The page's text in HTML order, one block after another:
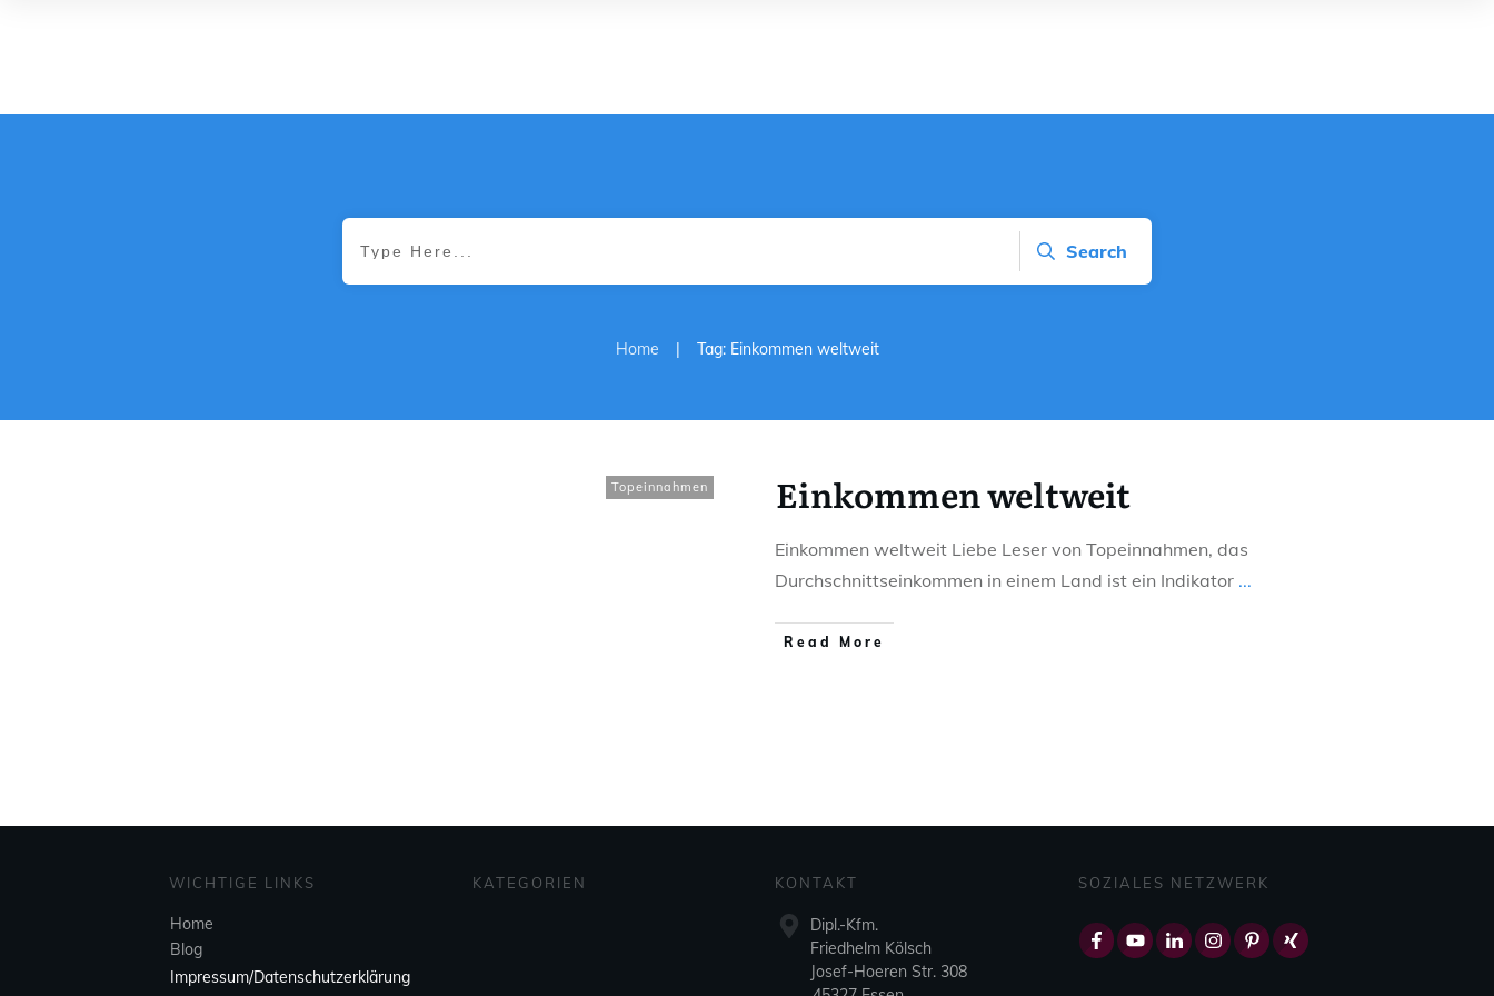
Search
Home | Tag: Einkommen weltweit
Topeinnahmen Einkommen weltweit
Einkommen weltweit Liebe Leser von Topeinnahmen, das
Durchschnittseinkommen in einem Land ist ein Indikator ...
Read More
WICHTIGE LINKS
Home
Blog
Impressum/Datenschutzerklärung
KATEGORIEN KONTAKT
Dipl.-Kfm.
Friedhelm Kölsch
Josef-Hoeren Str. 308
SOZIALES NETZWERK